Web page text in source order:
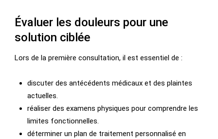
Évaluer les douleurs pour une
solution ciblée
Lors de la première consultation, il est essentiel de :
discuter des antécédents médicaux et des plaintes
actuelles.
réaliser des examens physiques pour comprendre les
limites fonctionnelles.
déterminer un plan de traitement personnalisé en